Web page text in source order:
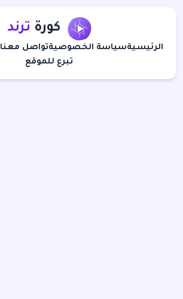
كورة ترند
الرئيسيةسياسة الخصوصيةتواصل معنا
تبرع للموقع